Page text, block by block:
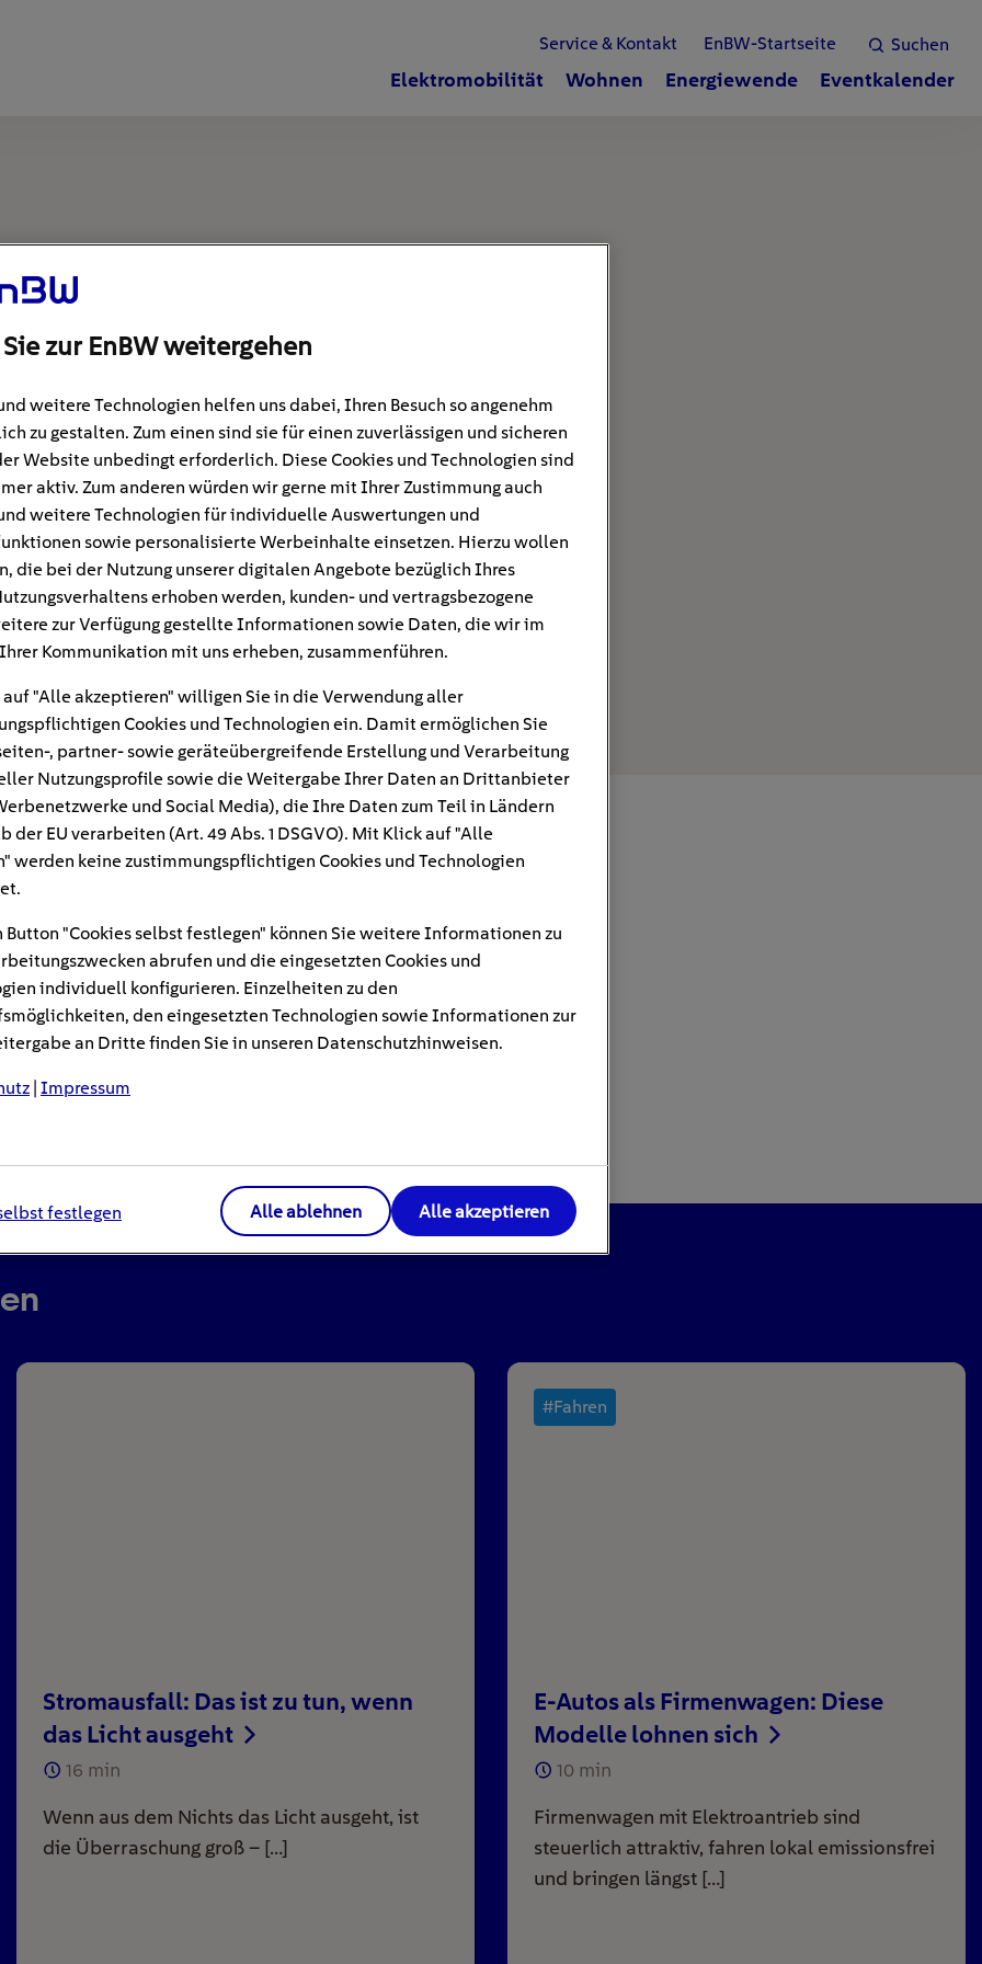
Suchen
Service & Kontakt EnBW-Startseite
Elektromobilität Wohnen Energiewende Eventkalender
Stromausfall: Das ist zu tun, wenn
das Licht ausgeht
16 min
Wenn aus dem Nichts das Licht ausgeht, ist
die Überraschung groß – […]
#Fahren
E-Autos als Firmenwagen: Diese
Modelle lohnen sich
10 min
Firmenwagen mit Elektroantrieb sind
steuerlich attraktiv, fahren lokal emissionsfrei
und bringen längst […]
zur EnBW weitergehen
weitere Technologien helfen uns dabei, Ihren Besuch so angenehm
zu gestalten. Zum einen sind sie für einen zuverlässigen und sicheren
Website unbedingt erforderlich. Diese Cookies und Technologien sind
aktiv. Zum anderen würden wir gerne mit Ihrer Zustimmung auch
weitere Technologien für individuelle Auswertungen und
sowie personalisierte Werbeinhalte einsetzen. Hierzu wollen
die bei der Nutzung unserer digitalen Angebote bezüglich Ihres
erhoben werden, kunden- und vertragsbezogene
zur Verfügung gestellte Informationen sowie Daten, die wir im
Kommunikation mit uns erheben, zusammenführen.
"Alle akzeptieren" willigen Sie in die Verwendung aller
Cookies und Technologien ein. Damit ermöglichen Sie
, partner- sowie geräteübergreifende Erstellung und Verarbeitung
Nutzungsprofile sowie die Weitergabe Ihrer Daten an Drittanbieter
und Social Media), die Ihre Daten zum Teil in Ländern
der EU verarbeiten (Art. 49 Abs. 1 DSGVO). Mit Klick auf "Alle
werden keine zustimmungspflichtigen Cookies und Technologien
Button "Cookies selbst festlegen" können Sie weitere Informationen zu
abrufen und die eingesetzten Cookies und
individuell konfigurieren. Einzelheiten zu den
den eingesetzten Technologien sowie Informationen zur
an Dritte finden Sie in unseren Datenschutzhinweisen.
Impressum
festlegen Alle ablehnen Alle akzeptieren